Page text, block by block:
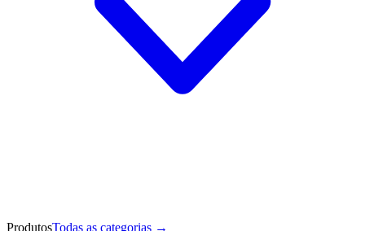
ProdutosTodas as categorias →